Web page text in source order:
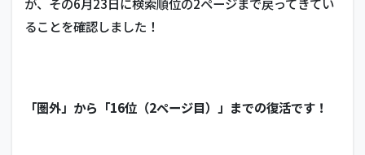
的に
検索
ッ
ることを確認しました！
「圏外」から「16位（2ページ目）」までの復活です！